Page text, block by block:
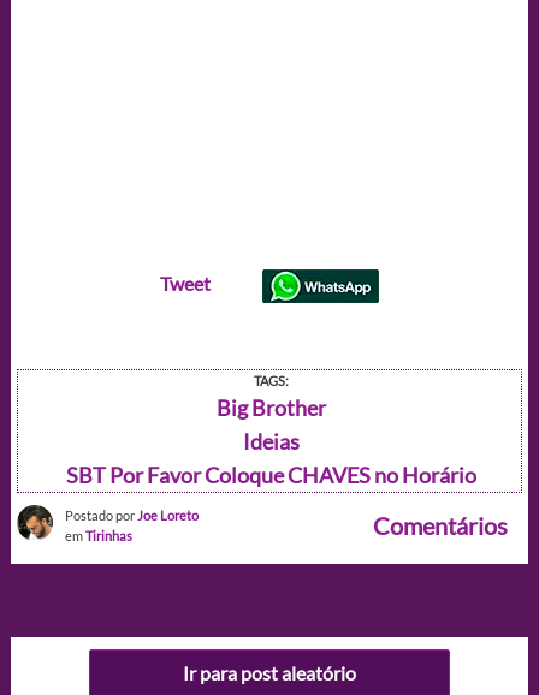
Tweet
TAGS:
Big Brother
Ideias
SBT Por Favor Coloque CHAVES no Horário
Postado por Joe Loreto
emTirinhas Comentários
Ir para post aleatório